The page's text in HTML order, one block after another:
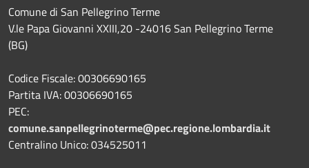
Comune di San Pellegrino Terme
V.le Papa Giovanni XXIII,20 -24016 San Pellegrino Terme
(BG)
Codice Fiscale: 00306690165
Partita IVA: 00306690165
PEC:
comune.sanpellegrinoterme@pec.regione.lombardia.it
Centralino Unico: 034525011